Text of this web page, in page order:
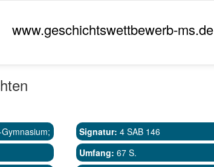
www.geschichtswettbewerb-ms.de
Signatur: 4 SAB 146
Umfang: 67 S.